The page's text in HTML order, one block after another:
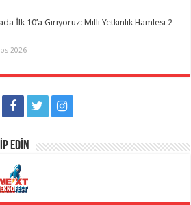
İlk 10’a Giriyoruz: Milli Yetkinlik Hamlesi 2
2026
EDİN